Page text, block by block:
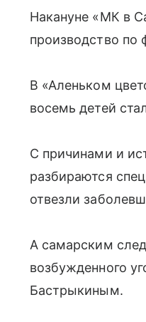
Накануне «МК в
производство по
В «Аленьком
восемь детей
С причинами и
разбираются
отвезли
А самарским
возбужденного
Бастрыкиным.